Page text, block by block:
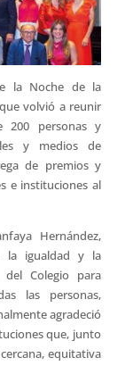
la Noche de la
volvió a reunir
200 personas y
y medios de
de premios y
e instituciones al
Hernández,
la igualdad y la
del Colegio para
las personas,
agradeció
que, junto
equitativa